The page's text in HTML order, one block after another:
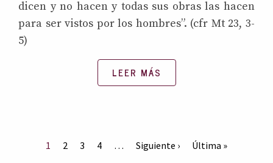
dicen y no hacen y todas sus obras las hacen
para ser vistos por los hombres”. (cfr Mt 23, 3-
5)
LEER MÁS
1 2 3 4 … Siguiente › Última »